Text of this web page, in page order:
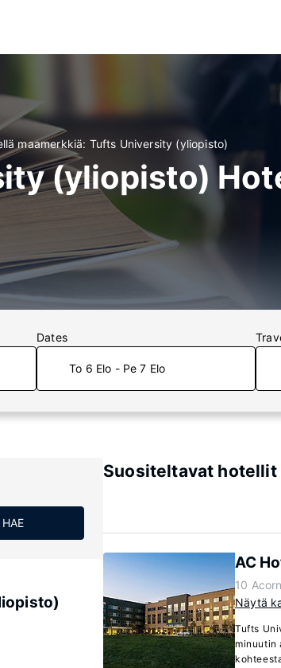
maamerkkiä: Tufts University (yliopisto)
(yliopisto)
Dates
To 6 Elo - Pe 7 Elo
HAE
Suositeltavat hotellit
AC
10
Näytä
Tufts
minuutin